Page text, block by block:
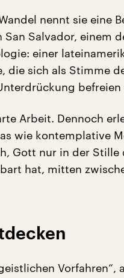
nennt sie eine
San Salvador, einem
einer
die sich als Stimme
Arbeit. Dennoch
wie kontemplative
Gott nur in der Stille
hat, mitten
Vorfahren“,